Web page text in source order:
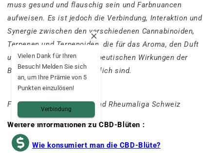
muss gesund und flauschig sein und Farbnuancen
aufweisen. Es ist jedoch die Verbindung, Interaktion und
Synergie zwischen den verschiedenen Cannabinoiden,
Terpenen und Terpenoiden, die für das Aroma, den Duft
und die potenziellen therapeutischen Wirkungen der
Blüten von CBD verantwortlich sind.
Fotos: CannaConnection und Rheumaliga Schweiz
Weitere Informationen zu CBD-Blüten :
Wie konsumiert man die CBD-Blüte?
Vielen Dank für Ihren
Besuch! Melden Sie sich
an, um Ihre Prämie von 5
Punkten einzulösen!
Verbindung